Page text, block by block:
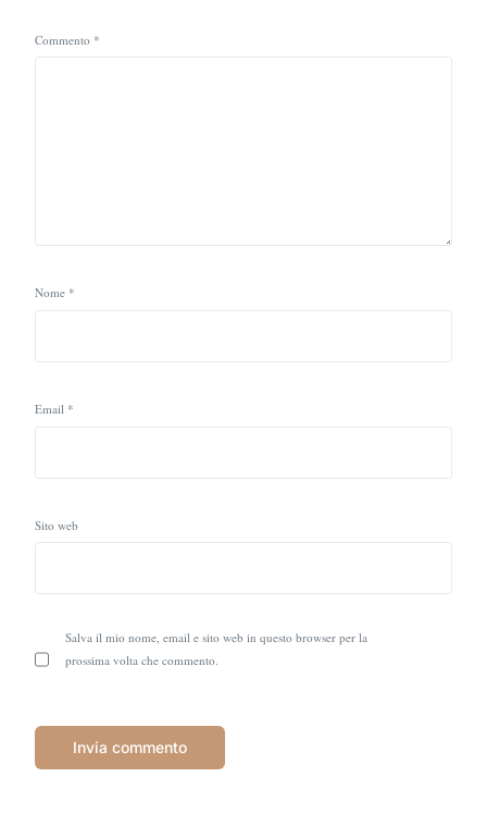
Commento *
Nome *
Email *
Sito web
Salva il mio nome, email e sito web in questo browser per la
prossima volta che commento.